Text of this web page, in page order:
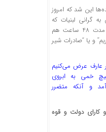
این شد که امروز
گرانی لبنیات که
بعضا حتی به تغییر قیمت در مدت 48 ساعت هم
و یا “صادرات شیر
عارف عرض می‌کنیم
خمی به ابروی
آمد و آنکه متضرر
کارای دولت و قوه